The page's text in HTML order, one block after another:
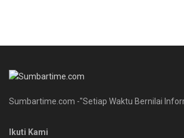
Sumbartime.com -"Setiap Waktu Bernilai
Ikuti Kami